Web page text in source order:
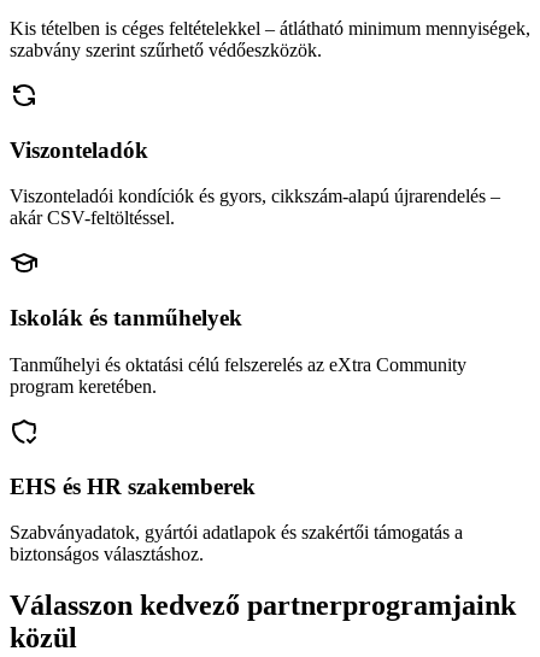
Kis tételben is céges feltételekkel – átlátható minimum mennyiségek,
szabvány szerint szűrhető védőeszközök.
Viszonteladók
Viszonteladói kondíciók és gyors, cikkszám-alapú újrarendelés –
akár CSV-feltöltéssel.
Iskolák és tanműhelyek
Tanműhelyi és oktatási célú felszerelés az eXtra Community
program keretében.
EHS és HR szakemberek
Szabványadatok, gyártói adatlapok és szakértői támogatás a
biztonságos választáshoz.
Válasszon kedvező partnerprogramjaink
közül